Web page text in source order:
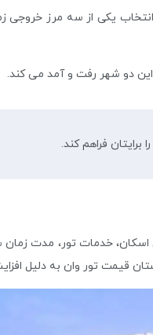
یکی از ‏سه مرز خروجی
این دو شهر رفت و آمد ‏می کند.
فراهم کند.
خدمات تور، مدت
قیمت تور وان به دلیل